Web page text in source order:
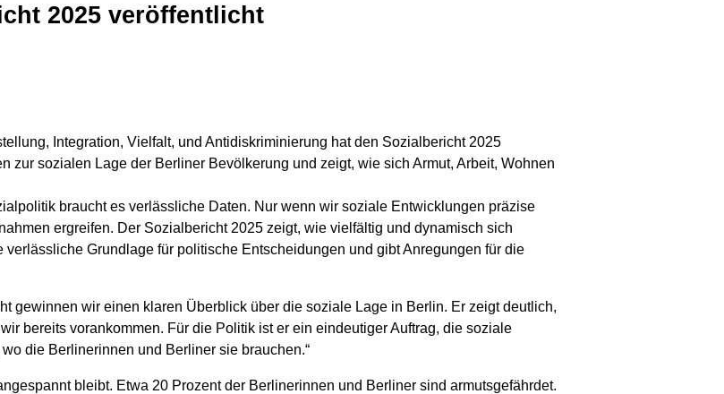
2025 veröffentlicht
Integration, Vielfalt, und Antidiskriminierung hat den Sozialbericht 2025
zur sozialen Lage der Berliner Bevölkerung und zeigt, wie sich Armut, Arbeit, Wohnen
braucht es verlässliche Daten. Nur wenn wir soziale Entwicklungen präzise
ergreifen. Der Sozialbericht 2025 zeigt, wie vielfältig und dynamisch sich
Grundlage für politische Entscheidungen und gibt Anregungen für die
gewinnen wir einen klaren Überblick über die soziale Lage in Berlin. Er zeigt deutlich,
bereits vorankommen. Für die Politik ist er ein eindeutiger Auftrag, die soziale
die Berlinerinnen und Berliner sie brauchen.“
bleibt. Etwa 20 Prozent der Berlinerinnen und Berliner sind armutsgefährdet.